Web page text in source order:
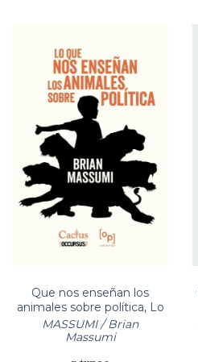
Que nos enseñan los
animales sobre política, Lo
MASSUMI / Brian
Massumi